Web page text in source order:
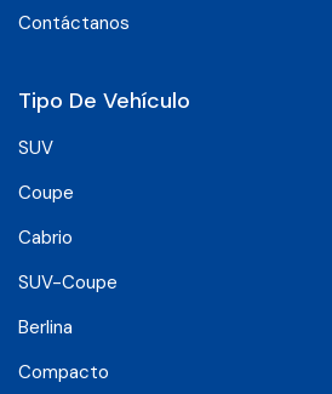
Contáctanos
Tipo De Vehículo
SUV
Coupe
Cabrio
SUV-Coupe
Berlina
Compacto